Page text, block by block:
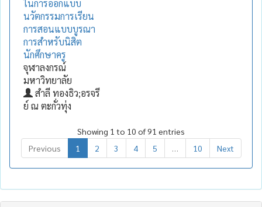
ในการออกแบบ
นวัตกรรมการเรียน
การสอนแบบบูรณา
การสำหรับนิสิต
นักศึกษาครู
จุฬาลงกรณ์
มหาวิทยาลัย
สำลี ทองธิว;อรจรี
ย์ ณ ตะกั่วทุ่ง
Showing 1 to 10 of 91 entries
Previous
1 2 3 4 5 10 Next